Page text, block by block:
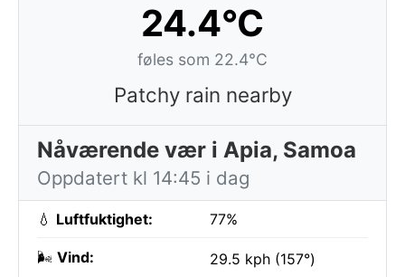
24.4°C
føles som 22.4°C
Patchy rain nearby
Nåværende vær i Apia, Samoa
Oppdatert kl 14:45 i dag
💧 Luftfuktighet: 77%
🌬️ Vind: 29.5 kph (157°)